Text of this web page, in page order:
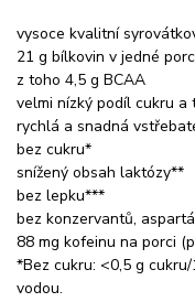
vysoce kvalitní
21 g bílkovin v jedné
z toho 4,5 g BCAA
velmi nízký podíl cukru a
rychlá a snadná
bez cukru*
snížený obsah laktózy**
bez lepku***
bez konzervantů,
88 mg kofeinu na porci
*Bez cukru: <0,5 g
vodou.